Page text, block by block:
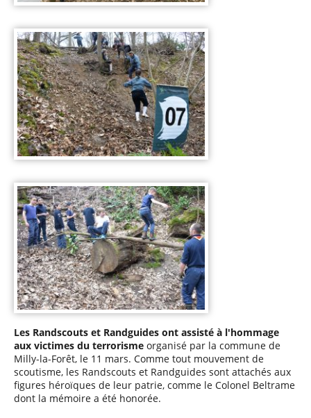
Les Randscouts et Randguides ont assisté à l'hommage
aux victimes du terrorisme organisé par la commune de
Milly-la-Forêt, le 11 mars. Comme tout mouvement de
scoutisme, les Randscouts et Randguides sont attachés aux
figures héroïques de leur patrie, comme le Colonel Beltrame
dont la mémoire a été honorée.